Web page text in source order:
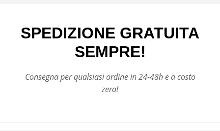
SPEDIZIONE GRATUITA
SEMPRE!
Consegna per qualsiasi ordine in 24-48h e a costo
zero!